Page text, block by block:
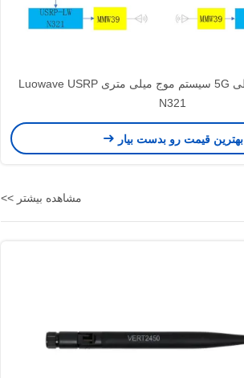
سیستم های ارتباطی 5G سیستم موج میلی متری Luowave USRP
N321
بهترین قیمت رو بدست بیار
مشاهده بیشتر >>